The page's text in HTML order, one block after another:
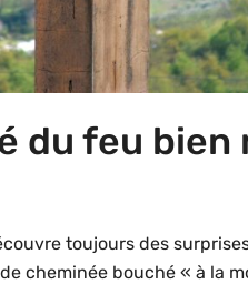
du feu
toujours des
cheminée bouché « à la